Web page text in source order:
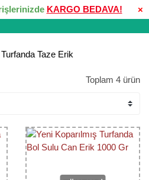
×
KARGO BEDAVA!
Turfanda Taze Erik
Toplam 4 ürün